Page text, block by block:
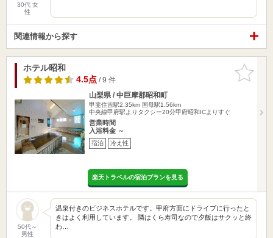
30代 女
性
関連情報から探す
お気に入
りに追加
ホテル昭和
4.5点/ 9 件
山梨県 / 中巨摩郡昭和町
甲斐住吉駅2.35km 国母駅1.56km
中央線甲府駅よりタクシー20分甲府昭和ICよりすぐ
営業時間
入浴料金 ～
宿泊 冷え性
楽天トラベルの宿泊プランを見る
50代～
男性
温泉付きのビジネスホテルです。甲府方面にドライブに行ったと
きはよく利用しています。 隣はくら寿司なので夕飯はサクッと終
わ…